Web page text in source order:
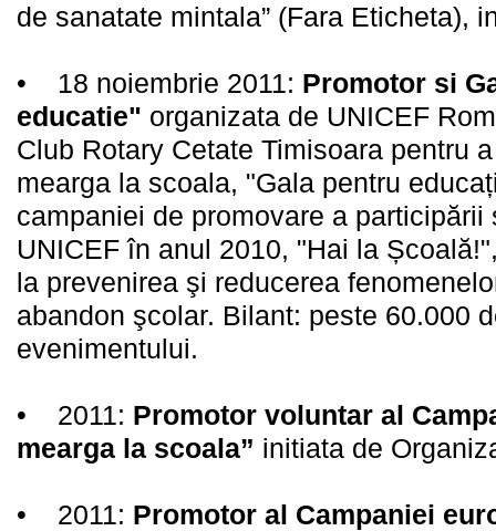
de sanatate mintala” (Fara Eticheta),
• 18 noiembrie 2011: Promotor si
educatie" organizata de UNICEF
Club Rotary Cetate Timisoara pentru
mearga la scoala, "Gala pentru
campaniei de promovare a participării
UNICEF în anul 2010, "Hai la
la prevenirea şi reducerea
abandon şcolar. Bilant: peste 60.000
evenimentului.
• 2011: Promotor voluntar al
mearga la scoala” initiata de
• 2011: Promotor al Campaniei